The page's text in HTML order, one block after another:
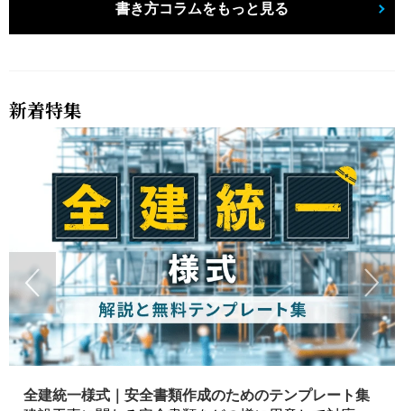
書き方コラムをもっと見る
新着特集
全建統一様式｜安全書類作成のためのテンプレート集